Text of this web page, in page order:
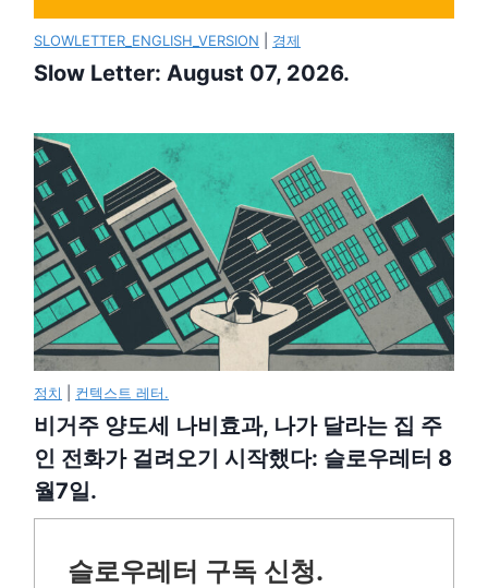
SLOWLETTER_ENGLISH_VERSION 경제
Slow Letter: August 07, 2026.
정치 컨텍스트 레터.
비거주 양도세 나비효과, 나가 달라는 집 주
인 전화가 걸려오기 시작했다: 슬로우레터 8
월7일.
슬로우레터 구독 신청.